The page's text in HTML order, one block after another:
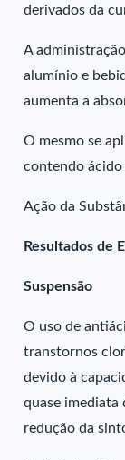
derivados da
A
alumínio e
aumenta a
O mesmo se
contendo
Ação da
Resultados de
Suspensão
O uso de
transtornos
devido à
quase imediata
redução da